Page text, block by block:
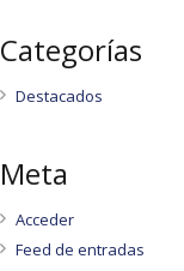
Categorías
Destacados
Meta
Acceder
Feed de entradas